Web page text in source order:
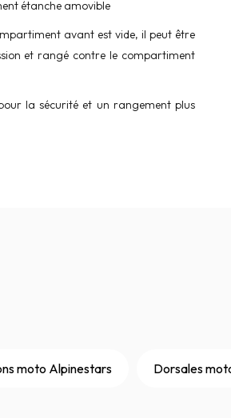
étanche amovible
avant est vide, il peut être
et rangé contre le compartiment
la sécurité et un rangement plus
moto Alpinestars Dorsales